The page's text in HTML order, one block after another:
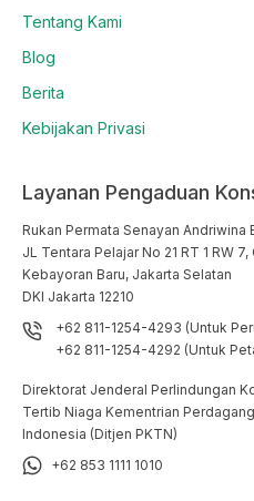
Tentang Kami
Blog
Berita
Kebijakan Privasi
Layanan Pengaduan
Rukan Permata Senayan Andriwina
JL Tentara Pelajar No 21 RT 1 RW
Kebayoran Baru, Jakarta Selatan
DKI Jakarta 12210
+62 811-1254-4293 (Untuk
+62 811-1254-4292 (Untuk
Direktorat Jenderal Perlindungan
Tertib Niaga Kementrian
Indonesia (Ditjen PKTN)
+62 853 1111 1010